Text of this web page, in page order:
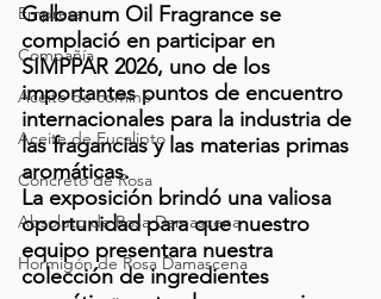
Empresa
Compañía
Aceite de comino
Aceite de Eucalipto
Concreto de Rosa
Absoluto de Rosa Damascena
Hormigón de Rosa Damascena
Galbanum Oil Fragrance se
complació en participar en
SIMPPAR 2026, uno de los
importantes puntos de encuentro
internacionales para la industria de
las fragancias y las materias primas
aromáticas.
La exposición brindó una valiosa
oportunidad para que nuestro
equipo presentara nuestra
colección de ingredientes